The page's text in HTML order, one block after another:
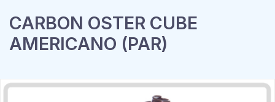
CARBON OSTER CUBE
AMERICANO (PAR)